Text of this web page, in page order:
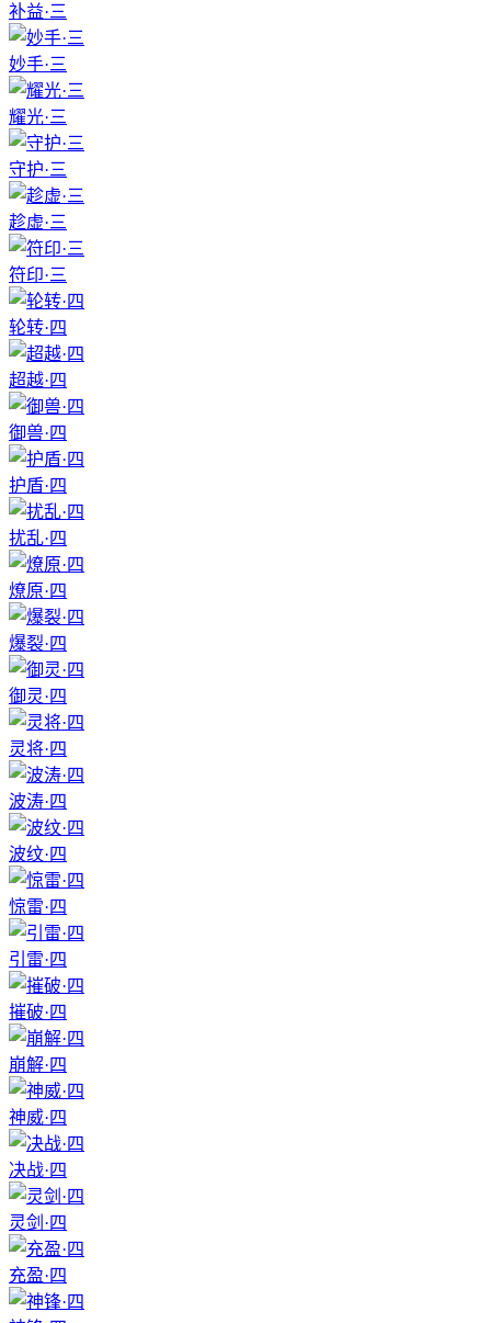
补益·三
妙手·三
耀光·三
守护·三
趁虚·三
符印·三
轮转·四
超越·四
御兽·四
护盾·四
扰乱·四
燎原·四
爆裂·四
御灵·四
灵将·四
波涛·四
波纹·四
惊雷·四
引雷·四
摧破·四
崩解·四
神威·四
决战·四
灵剑·四
充盈·四